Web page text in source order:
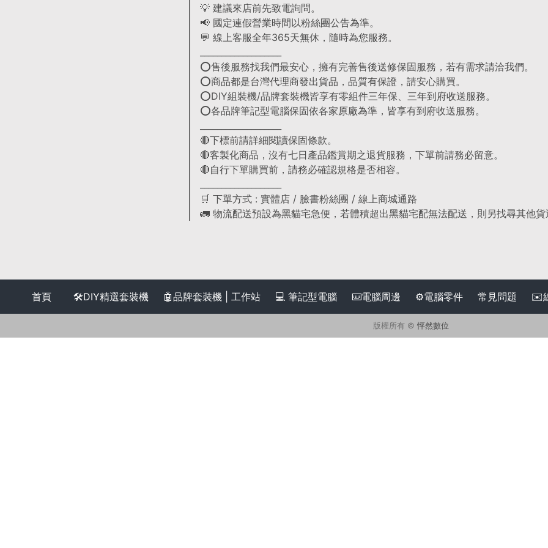
💡 建議來店前先致電詢問。
📢 國定連假營業時間以粉絲團公告為準。
💬 線上客服全年365天無休，隨時為您服務。
⭕售後服務找我們最安心，擁有完善售後送修保固服務，若有需求請洽我們。
⭕商品都是台灣代理商發出貨品，品質有保證，請安心購買。
⭕DIY組裝機/品牌套裝機皆享有零組件三年保、三年到府收送服務。
⭕各品牌筆記型電腦保固依各家原廠為準，皆享有到府收送服務。
🔴下標前請詳細閱讀保固條款。
🔴客製化商品，沒有七日產品鑑賞期之退貨服務，下單前請務必留意。
🔴自行下單購買前，請務必確認規格是否相容。
🛒 下單方式 : 實體店 / 臉書粉絲團 / 線上商城通路
🚛 物流配送預設為黑貓宅急便，若體積超出黑貓宅配無法配送，則另找尋其他貨
首頁 🛠️DIY精選套裝機 🤖品牌套裝機 | 工作站 💻 筆記型電腦 ⌨️電腦周邊 ⚙️電腦零件 常見問題 ✉️
版權所有 © 怦然數位